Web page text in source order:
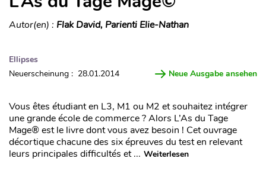
Autor(en) : Flak David, Parienti Elie-Nathan
Ellipses
Neuerscheinung : 28.01.2014
Neue Ausgabe ansehen
Vous êtes étudiant en L3, M1 ou M2 et souhaitez intégrer
une grande école de commerce ? Alors L’As du Tage
Mage® est le livre dont vous avez besoin ! Cet ouvrage
décortique chacune des six épreuves du test en relevant
leurs principales difficultés et ... Weiterlesen